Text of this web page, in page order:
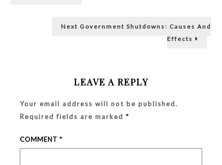
Next Next
Government Shutdowns: Causes And
Effects
LEAVE A REPLY
Your email address will not be published.
Required fields are marked*
COMMENT*